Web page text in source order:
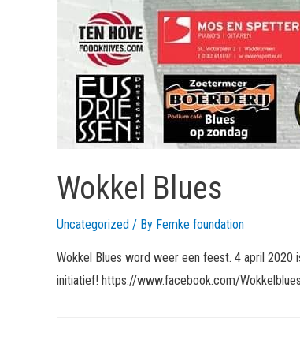
Wokkel Blues
Uncategorized / By Femke foundation
Wokkel Blues word weer een feest. 4 april 2020
initiatief! https://www.facebook.com/